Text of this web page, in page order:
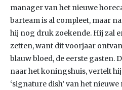
manager van het nieuwe
barteam is al compleet, maar
hij nog druk zoekende. Hij zal
zetten, want dit voorjaar
blauw bloed, de eerste gasten.
naar het koningshuis, vertelt
‘signature dish’ van het